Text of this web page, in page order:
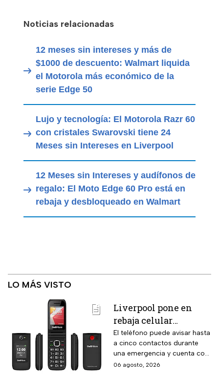
Noticias relacionadas
12 meses sin intereses y más de
$1000 de descuento: Walmart liquida
el Motorola más económico de la
serie Edge 50
Lujo y tecnología: El Motorola Razr 60
con cristales Swarovski tiene 24
Meses sin Intereses en Liverpool
12 Meses sin Intereses y audífonos de
regalo: El Moto Edge 60 Pro está en
rebaja y desbloqueado en Walmart
LO MÁS VISTO
Liverpool pone en
rebaja celular
CellAllure Bienestar
para adultos mayores
con botón SOS y hasta
6 MSI
El teléfono puede avisar hasta
a cinco contactos durante
una emergencia y cuenta con
envío gratis a domicilio
06 agosto, 2026